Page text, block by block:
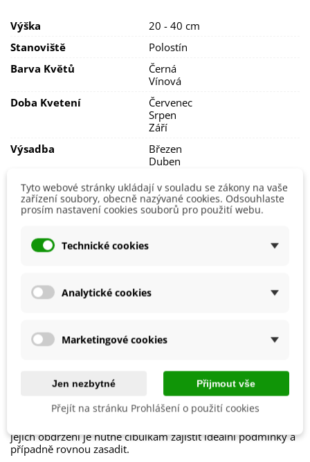
při teplotě
Výška
20 - 40 cm
Stanoviště
Polostín
Barva Květů
Černá
Vínová
Doba Kvetení
Červenec
Srpen
Září
Výsadba
Březen
Duben
Možnosti Pěstování
Venku
Mrazuvzdornost
Ne
Výrobce
Každý druh cibulek je označen
Chceme být šetrní k přírodě
, proto cibuloviny balíme do
papírových recyklovatelných sáčků acibulky stejného
druhu nabalíme dohromady.
jejich obdržení je nutné cibulkám zajistit ideální podmínky a
případně rovnou zasadit.
Tyto webové stránky ukládají v souladu se zákony na vaše
zařízení soubory, obecně nazývané cookies. Odsouhlaste
prosím nastavení cookies souborů pro použití webu.
Technické cookies
Analytické cookies
Marketingové cookies
Jen nezbytné Přijmout vše
Přejít na stránku Prohlášení o použití cookies